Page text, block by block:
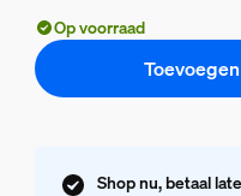
Op voorraad
Shop nu, betaal